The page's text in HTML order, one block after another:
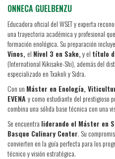
ONNECA GUELBENZU
Educadora oficial del WSET y experta
una trayectoria académica y profesional
formación enológica. Su preparación
Vinos, el Nivel 3 en Sake,y el título
(International Kikisake-Shi), además del
especializado en Txakoli y Sidra.
Con un Máster en Enología,
EVENA y como estudiante del prestigioso
combina una sólida base técnica con una
Se encuentra liderando el Máster en
Basque Culinary Center. Su
convierten en la guía perfecta para los
técnico y visión estratégica.